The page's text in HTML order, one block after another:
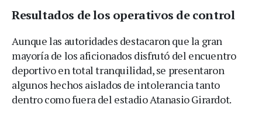
Resultados de los operativos de control
Aunque las autoridades destacaron que la gran
mayoría de los aficionados disfrutó del encuentro
deportivo en total tranquilidad, se presentaron
algunos hechos aislados de intolerancia tanto
dentro como fuera del estadio Atanasio Girardot.